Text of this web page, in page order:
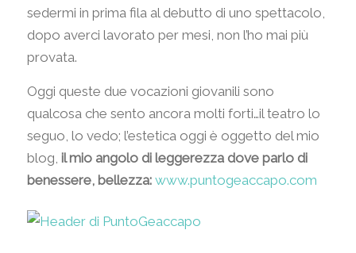
sedermi in prima fila al debutto di uno spettacolo,
dopo averci lavorato per mesi, non l’ho mai più
provata.
Oggi queste due vocazioni giovanili sono
qualcosa che sento ancora molti forti…il teatro lo
seguo, lo vedo; l’estetica oggi è oggetto del mio
blog, il mio angolo di leggerezza dove parlo di
benessere, bellezza: www.puntogeaccapo.com